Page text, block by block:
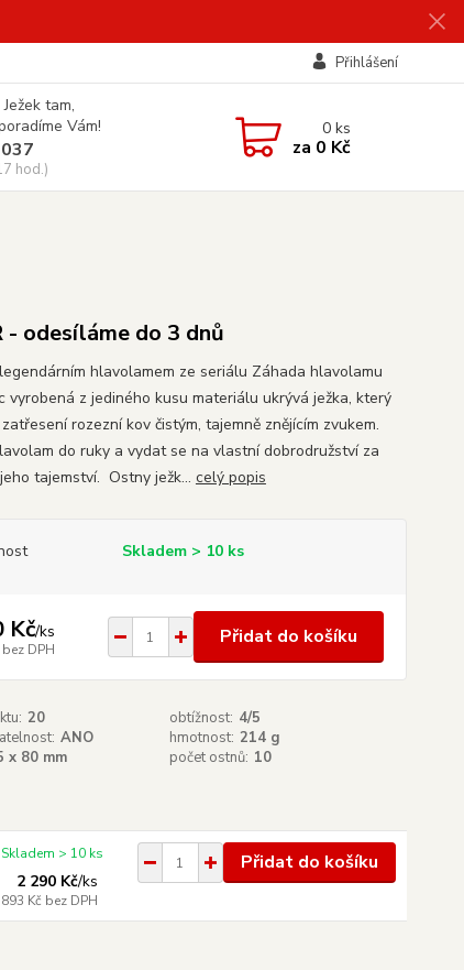
Přihlášení
tam,
Vám!
hod.)
0ks
za 0 Kč
- odesíláme do 3 dnů
hlavolamem ze seriálu Záhada hlavolamu
vyrobená z jediného kusu materiálu ukrývá ježka, který
rozezní kov čistým, tajemně znějícím zvukem.
do ruky a vydat se na vlastní dobrodružství za
tajemství. Ostny ježk... celý popis
Skladem > 10 ks
Kč/ks
bez DPH
Přidat do košíku
20 obtížnost: 4/5
ANO hmotnost: 214 g
x 80 mm počet ostnů: 10
2 290 Kč/ks
Kč bez DPH
Skladem > 10 ks Přidat do košíku